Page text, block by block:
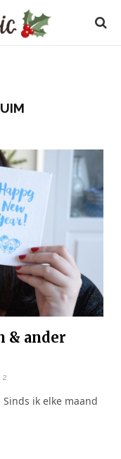
& ander
2
ik elke maand